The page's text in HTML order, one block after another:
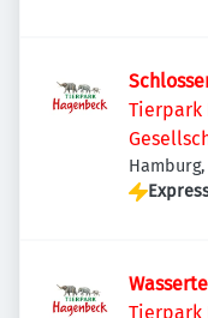
Tierpark
Tierpark